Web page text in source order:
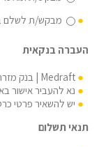
מבקש/ת לשלם
העברה בנקאית
Medraft | בנק מזרחי | סניף 528 | מס' חשבון 164212
נא להעביר אישור
יש להשאיר פרטי
תנאי תשלום